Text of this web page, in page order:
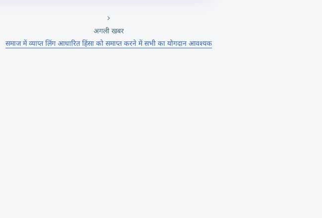
अगली खबर
समाज में व्याप्त लिंग आधारित हिंसा को समाप्त करने में सभी का योगदान आवश्यक